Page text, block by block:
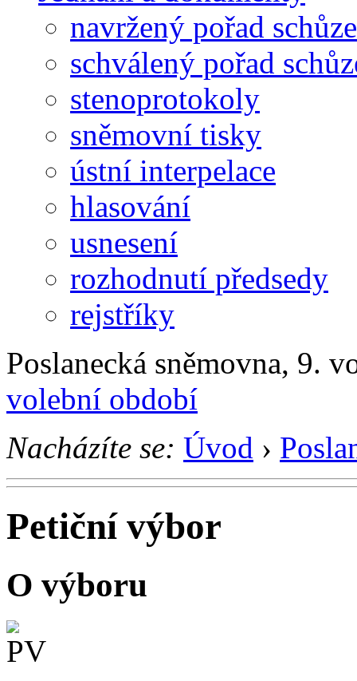
navržený pořad schůze
schválený pořad
stenoprotokoly
sněmovní tisky
ústní interpelace
hlasování
usnesení
rozhodnutí předsedy
rejstříky
Poslanecká sněmovna, 9.
volební období
Nacházíte se: Úvod ›
Petiční výbor
O výboru